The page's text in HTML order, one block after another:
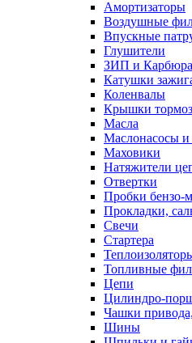
Амортизаторы
Воздушные
Впускные
Глушители
ЗИП и
Катушки
Коленвалы
Крышки
Масла
Маслонасосы и
Маховики
Натяжители
Отвертки
Пробки бензо-
Прокладки,
Свечи
Стартера
Топливные
Цепи
Цилиндро-
Чашки
Шины